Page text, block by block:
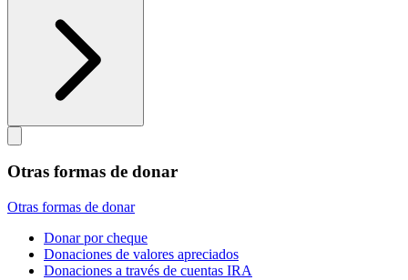
Otras formas de donar
Otras formas de donar
Donar por cheque
Donaciones de valores apreciados
Donaciones a través de cuentas IRA